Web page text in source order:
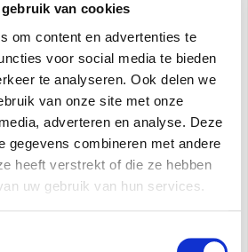
van cookies
om content en advertenties te
voor social media te bieden
te analyseren. Ook delen we
van onze site met onze
adverteren en analyse. Deze
gegevens combineren met andere
heeft verstrekt of die ze hebben
uw gebruik van hun services.
max:1,5 - 2,4 kW*
max:1,3 - 2,3 kW*
tijdens afkoeling:1,7 | 2,2 kW *
1,6 | 2,1 kW *